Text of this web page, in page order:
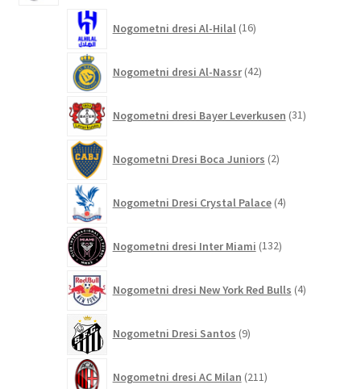
Nogometni dresi Al-Hilal 16izdelkov
Nogometni dresi Al-Nassr 42izdelkov
Nogometni dresi Bayer Leverkusen 31izdelkov
Nogometni Dresi Boca Juniors 2izdelka
Nogometni Dresi Crystal Palace 4izdelki
Nogometni dresi Inter Miami 132izdelkov
Nogometni dresi New York Red Bulls 4izdelki
Nogometni Dresi Santos 9izdelkov
Nogometni dresi AC Milan 211izdelkov